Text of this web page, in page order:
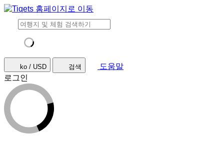
ko / USD 검색
도움말
로그인